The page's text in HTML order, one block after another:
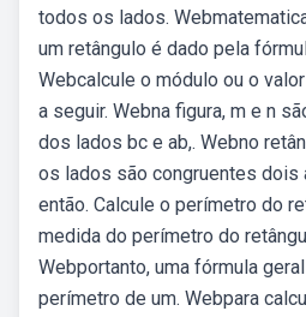
todos os lados.
um retângulo é dado pela
Webcalcule o módulo ou o
a seguir. Webna figura, m e n
dos lados bc e ab,. Webno
os lados são congruentes
então. Calcule o perímetro do
medida do perímetro do
Webportanto, uma fórmula
perímetro de um. Webpara